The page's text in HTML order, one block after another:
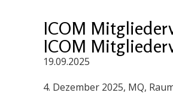
ICOM
ICOM
19.09.2025
4. Dezember 2025, MQ,